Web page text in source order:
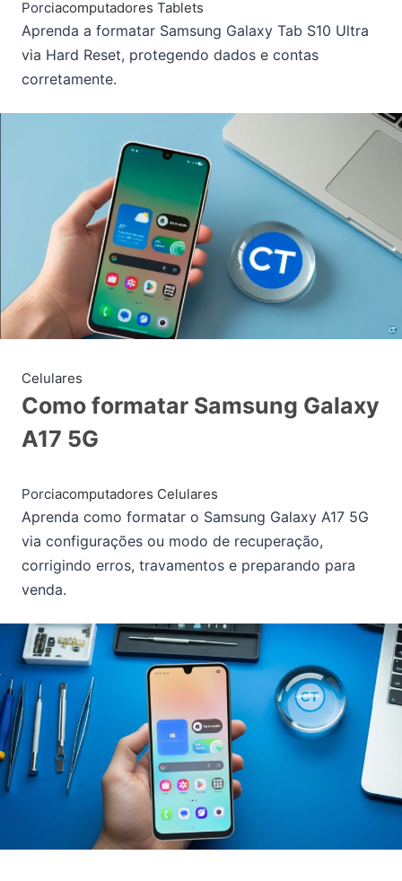
Porciacomputadores Tablets
Aprenda a formatar Samsung Galaxy Tab S10 Ultra
via Hard Reset, protegendo dados e contas
corretamente.
Celulares
Como formatar Samsung Galaxy
A17 5G
Porciacomputadores Celulares
Aprenda como formatar o Samsung Galaxy A17 5G
via configurações ou modo de recuperação,
corrigindo erros, travamentos e preparando para
venda.